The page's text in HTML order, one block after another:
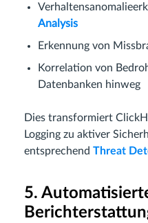
Analysis
Erkennung von
Korrelation von
Datenbanken hinweg
Dies transformiert
Logging zu aktiver
entsprechend Threat
5.